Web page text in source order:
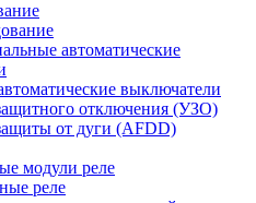
автоматические
выключатели
отключения (УЗО)
от дуги (AFDD)
модули реле
реле